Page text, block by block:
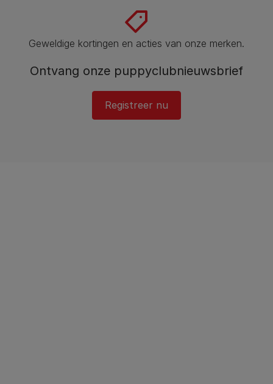
Geweldige kortingen en acties van onze merken.
Ontvang onze puppyclubnieuwsbrief
Registreer nu